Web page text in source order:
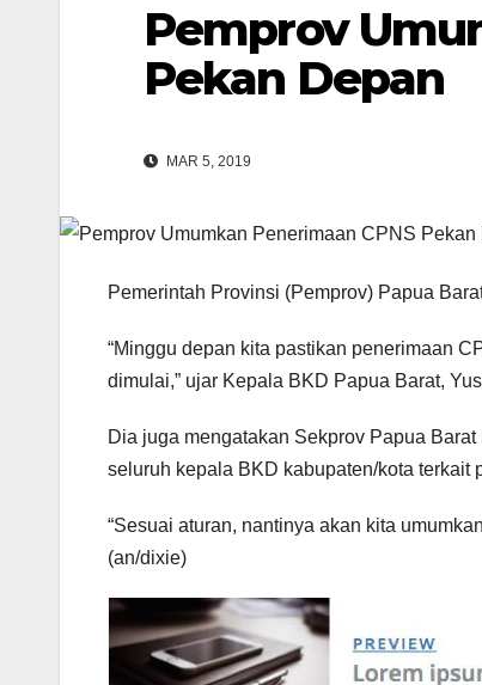
Pemprov
Pekan Depan
MAR 5, 2019
Pemerintah Provinsi (Pemprov) Papua
“Minggu depan kita pastikan penerimaan
dimulai,” ujar Kepala BKD Papua Barat,
Dia juga mengatakan Sekprov Papua
seluruh kepala BKD kabupaten/kota
“Sesuai aturan, nantinya akan kita
(an/dixie)